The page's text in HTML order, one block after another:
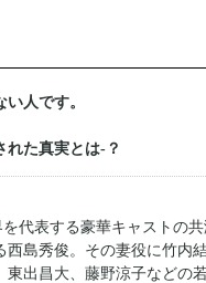
人です。
た真実とは-？
代表する豪華キャストの
島秀俊。その妻役に竹内
出昌大、藤野涼子などの